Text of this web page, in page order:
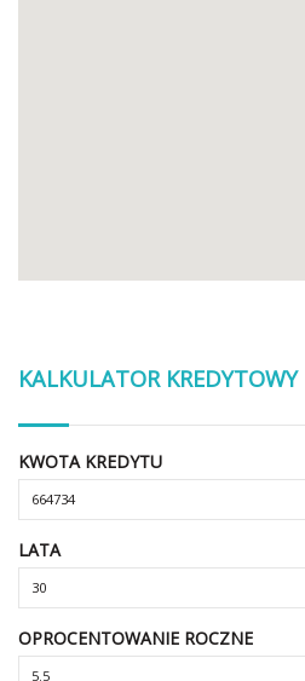
KALKULATOR KREDYTOWY
KWOTA KREDYTU
LATA
OPROCENTOWANIE ROCZNE